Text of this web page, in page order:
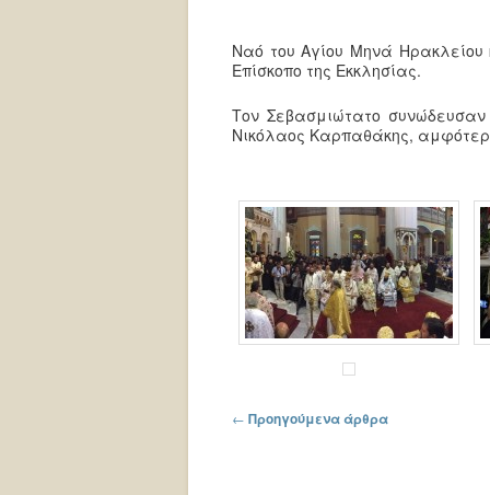
Ναό του Αγίου Μηνά Ηρακλείου
Επίσκοπο της Εκκλησίας.
Τον Σεβασμιώτατο
Νικόλαος Καρπαθάκης,
Πλοήγηση στα άρθρα
← Προηγούμενα άρθρα